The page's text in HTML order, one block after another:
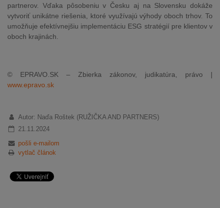
partnerov. Vďaka pôsobeniu v Česku aj na Slovensku dokáže
vytvoriť unikátne riešenia, ktoré využívajú výhody oboch trhov. To
umožňuje efektívnejšiu implementáciu ESG stratégií pre klientov v
oboch krajinách.
© EPRAVO.SK – Zbierka zákonov, judikatúra, právo |
www.epravo.sk
Autor: Naďa Roštek (RUŽIČKA AND PARTNERS)
21.11.2024
pošli e-mailom
vytlač článok